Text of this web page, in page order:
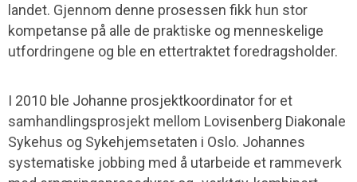
landet. Gjennom denne prosessen fikk hun stor
kompetanse på alle de praktiske og menneskelige
utfordringene og ble en ettertraktet foredragsholder.
I 2010 ble Johanne prosjektkoordinator for et
samhandlingsprosjekt mellom Lovisenberg Diakonale
Sykehus og Sykehjemsetaten i Oslo. Johannes
systematiske jobbing med å utarbeide et rammeverk